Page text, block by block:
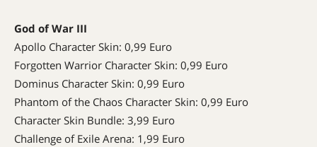
God of War III
Apollo Character Skin: 0,99 Euro
Forgotten Warrior Character Skin: 0,99 Euro
Dominus Character Skin: 0,99 Euro
Phantom of the Chaos Character Skin: 0,99 Euro
Character Skin Bundle: 3,99 Euro
Challenge of Exile Arena: 1,99 Euro